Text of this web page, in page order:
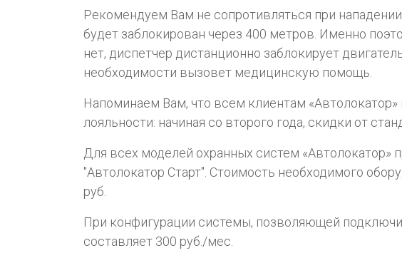
Рекомендуем Вам не сопротивляться при
будет заблокирован через 400 метров. Именно
нет, диспетчер дистанционно заблокирует
необходимости вызовет медицинскую помощь.
Напоминаем Вам, что всем клиентам
лояльности: начиная со второго года, скидки от
Для всех моделей охранных систем
"Автолокатор Старт". Стоимость необходимого
руб.
При конфигурации системы, позволяющей
составляет 300 руб./мес.